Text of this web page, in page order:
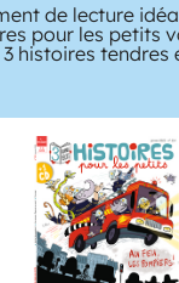
de lecture
pour les petits
histoires tendres